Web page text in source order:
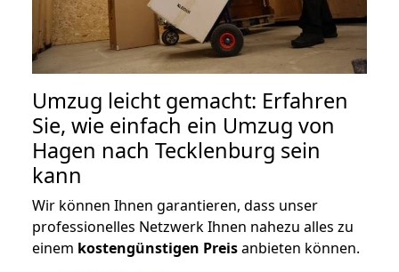
Umzug leicht gemacht: Erfahren
Sie, wie einfach ein Umzug von
Hagen nach Tecklenburg sein
kann
Wir können Ihnen garantieren, dass unser
professionelles Netzwerk Ihnen nahezu alles zu
einem kostengünstigen Preisanbieten können.